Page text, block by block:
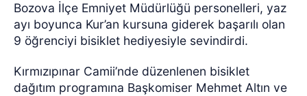
Bozova İlçe Emniyet Müdürlüğü personelleri, yaz
ayı boyunca Kur’an kursuna giderek başarılı olan
9 öğrenciyi bisiklet hediyesiyle sevindirdi.
Kırmızıpınar Camii’nde düzenlenen bisiklet
dağıtım programına Başkomiser Mehmet Altın ve